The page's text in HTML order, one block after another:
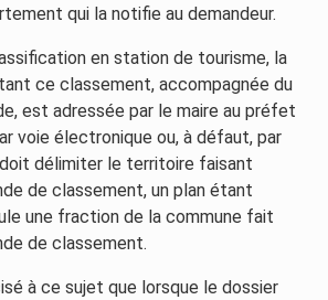
qui la notifie au demandeur.
en station de tourisme, la
ce classement, accompagnée du
est adressée par le maire au préfet
voie électronique ou, à défaut, par
délimiter le territoire faisant
de classement, un plan étant
une fraction de la commune fait
de classement.
à ce sujet que lorsque le dossier